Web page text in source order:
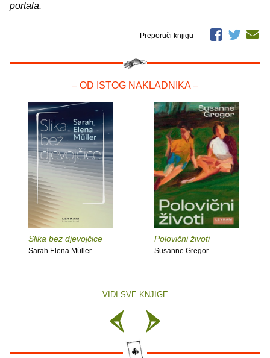
portala.
Preporuči knjigu
– OD ISTOG NAKLADNIKA –
Slika bez djevojčice
Sarah Elena Müller
Polovični životi
Susanne Gregor
VIDI SVE KNJIGE